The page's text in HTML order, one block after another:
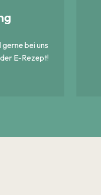
bei uns
E-Rezept!